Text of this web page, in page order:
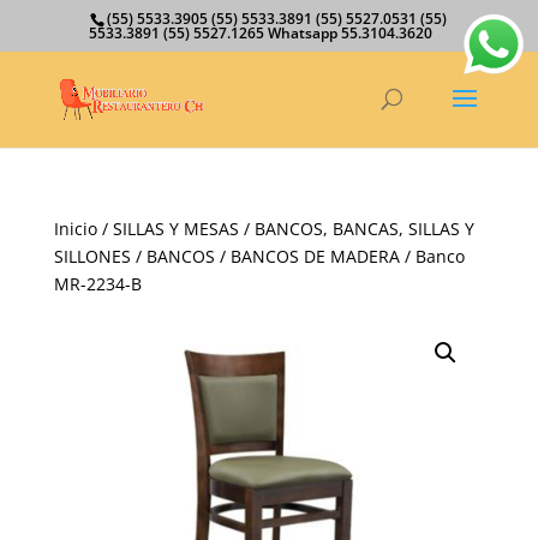
(55) 5533.3905 (55) 5533.3891 (55) 5527.0531 (55)
5533.3891 (55) 5527.1265 Whatsapp 55.3104.3620
Inicio/ SILLAS Y MESAS / BANCOS, BANCAS, SILLAS Y
SILLONES / BANCOS / BANCOS DE MADERA/ Banco
MR-2234-B